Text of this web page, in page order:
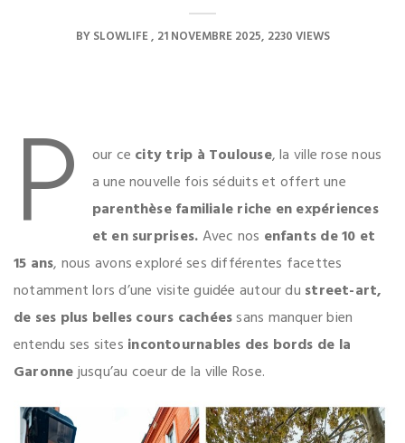
BYSLOWLIFE 21 NOVEMBRE 2025 2230 VIEWS
P our ce city trip à Toulouse, la ville rose nous
a une nouvelle fois séduits et offert une
parenthèse familiale riche en expériences
et en surprises.Avec nos enfants de 10 et
15 ans, nous avons exploré ses différentes facettes
notamment lors d’une visite guidée autour du street-art,
de ses plus belles cours cachéessans manquer bien
entendu ses sites incontournables des bords de la
Garonnejusqu’au coeur de la ville Rose.